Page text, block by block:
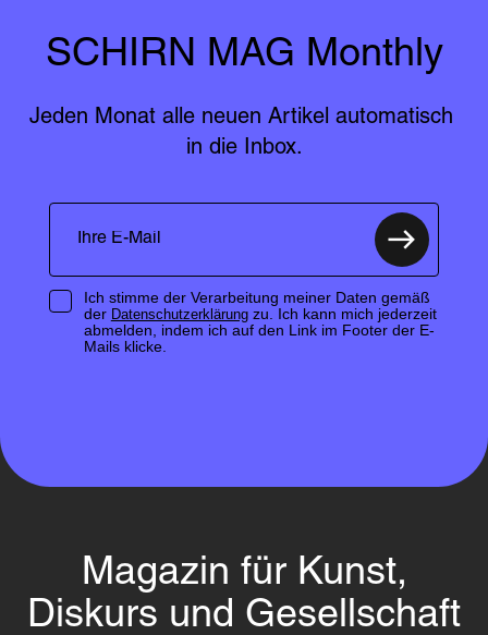
SCHIRN MAG Monthly
Jeden Monat alle neuen Artikel automatisch
in die Inbox.
Ich stimme der Verarbeitung meiner Daten gemäß
der Datenschutzerklärungzu. Ich kann mich jederzeit
abmelden, indem ich auf den Link im Footer der E-
Mails klicke.
Magazin für Kunst,
Diskurs und Gesellschaft